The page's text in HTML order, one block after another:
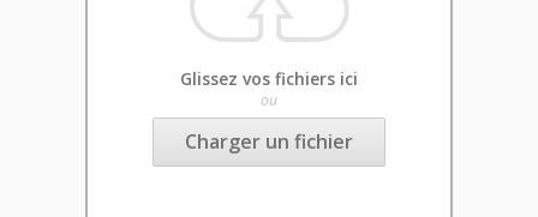
Glissez vos fichiers ici
ou
Charger un fichier